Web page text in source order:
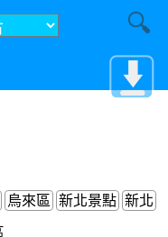
烏來區 新北景點 新北